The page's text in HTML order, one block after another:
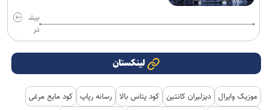
بیش
تر
لینکستان
موزیک وایرال دیزلیران کانتین کود پتاس بالا رسانه رپاپ کود مایع مرغی